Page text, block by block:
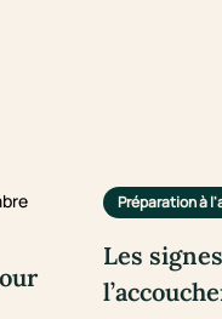
Préparation à
Les